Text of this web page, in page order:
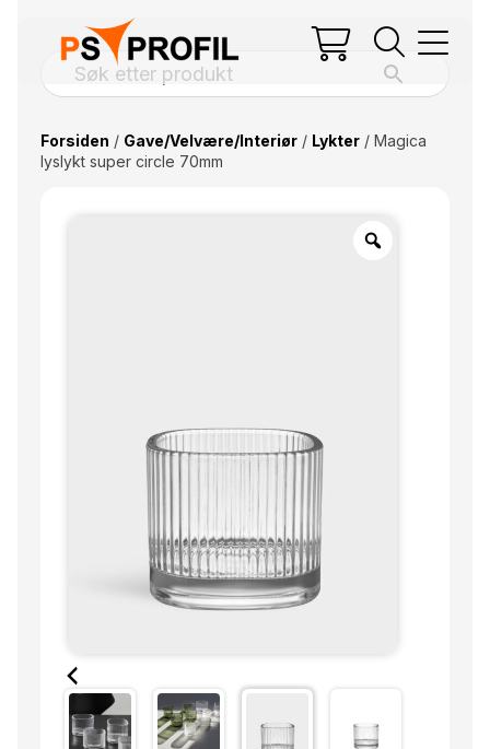
Forsiden / Gave/Velvære/Interiør/ Lykter/ Magica
lyslykt super circle 70mm